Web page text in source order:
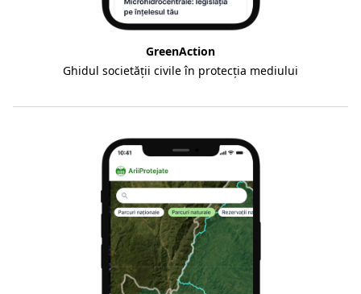
GreenAction
Ghidul societății civile în protecția mediului